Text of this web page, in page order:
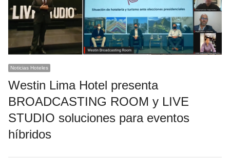
Noticias Hoteles
Westin Lima Hotel presenta
BROADCASTING ROOM y LIVE
STUDIO soluciones para eventos
híbridos